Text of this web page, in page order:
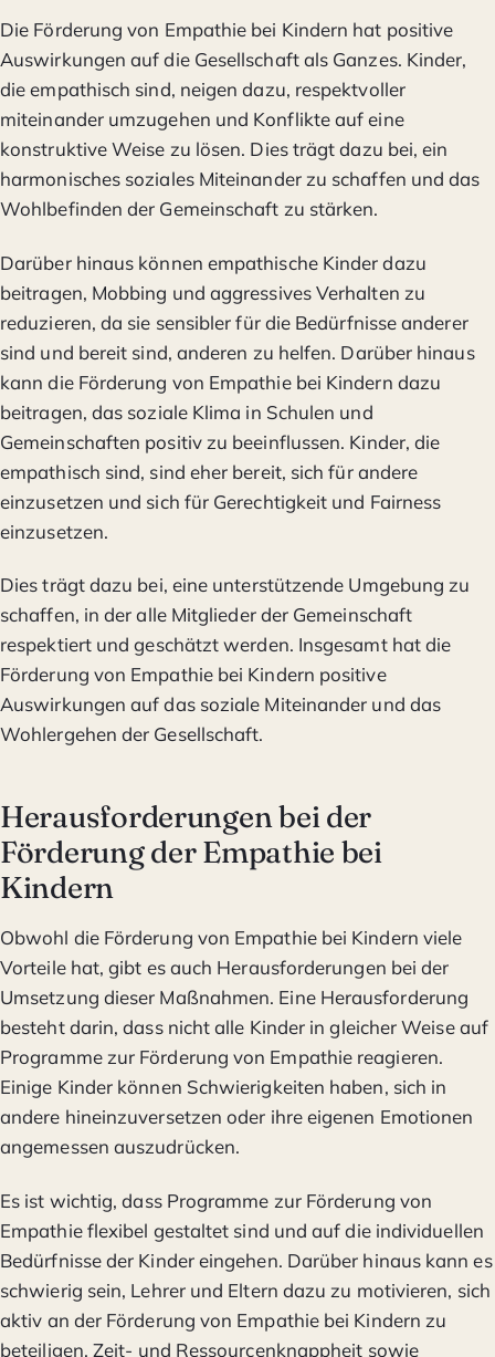
Die Förderung von Empathie bei Kindern hat positive
Auswirkungen auf die Gesellschaft als Ganzes. Kinder,
die empathisch sind, neigen dazu, respektvoller
miteinander umzugehen und Konflikte auf eine
konstruktive Weise zu lösen. Dies trägt dazu bei, ein
harmonisches soziales Miteinander zu schaffen und das
Wohlbefinden der Gemeinschaft zu stärken.
Darüber hinaus können empathische Kinder dazu
beitragen, Mobbing und aggressives Verhalten zu
reduzieren, da sie sensibler für die Bedürfnisse anderer
sind und bereit sind, anderen zu helfen. Darüber hinaus
kann die Förderung von Empathie bei Kindern dazu
beitragen, das soziale Klima in Schulen und
Gemeinschaften positiv zu beeinflussen. Kinder, die
empathisch sind, sind eher bereit, sich für andere
einzusetzen und sich für Gerechtigkeit und Fairness
einzusetzen.
Dies trägt dazu bei, eine unterstützende Umgebung zu
schaffen, in der alle Mitglieder der Gemeinschaft
respektiert und geschätzt werden. Insgesamt hat die
Förderung von Empathie bei Kindern positive
Auswirkungen auf das soziale Miteinander und das
Wohlergehen der Gesellschaft.
Herausforderungen bei der
Förderung der Empathie bei
Kindern
Obwohl die Förderung von Empathie bei Kindern viele
Vorteile hat, gibt es auch Herausforderungen bei der
Umsetzung dieser Maßnahmen. Eine Herausforderung
besteht darin, dass nicht alle Kinder in gleicher Weise auf
Programme zur Förderung von Empathie reagieren.
Einige Kinder können Schwierigkeiten haben, sich in
andere hineinzuversetzen oder ihre eigenen Emotionen
angemessen auszudrücken.
Es ist wichtig, dass Programme zur Förderung von
Empathie flexibel gestaltet sind und auf die individuellen
Bedürfnisse der Kinder eingehen. Darüber hinaus kann es
schwierig sein, Lehrer und Eltern dazu zu motivieren, sich
aktiv an der Förderung von Empathie bei Kindern zu
beteiligen. Zeit- und Ressourcenknappheit sowie